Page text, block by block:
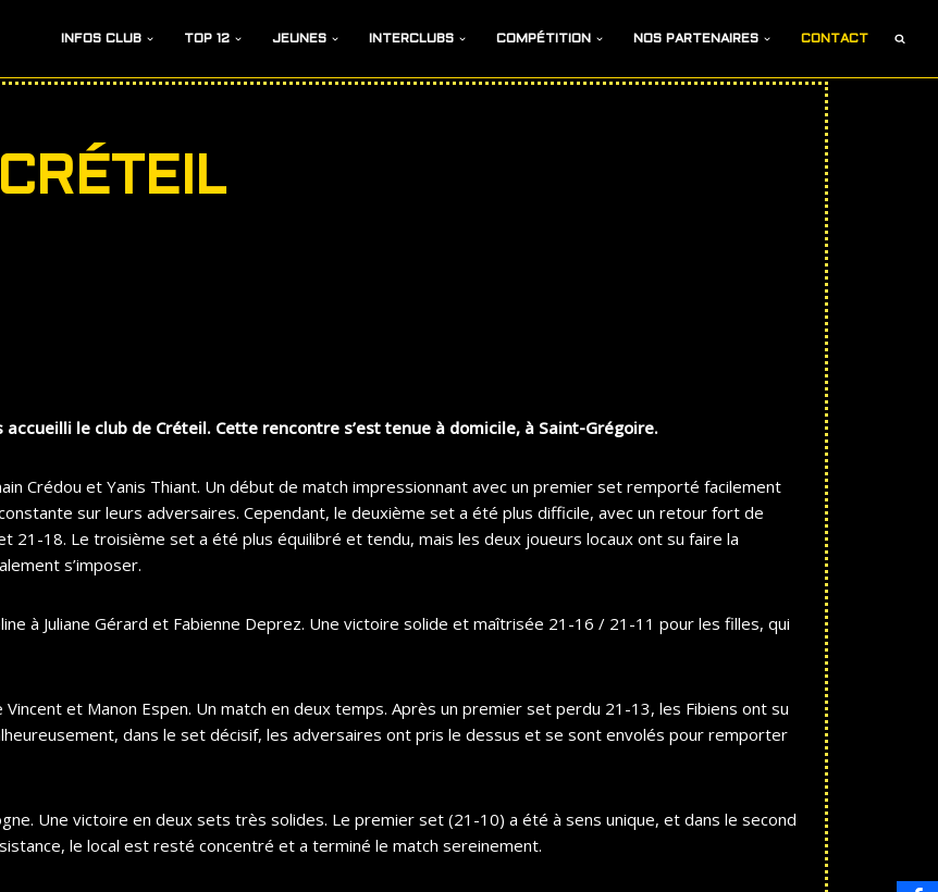
INFOS CLUB TOP 12 JEUNES INTERCLUBS COMPÉTITION NOS PARTENAIRES CONTACT
le club de Créteil. Cette rencontre s’est tenue à domicile, à Saint-Grégoire.
Crédou et Yanis Thiant. Un début de match impressionnant avec un premier set remporté facilement
sur leurs adversaires. Cependant, le deuxième set a été plus difficile, avec un retour fort de
21-18. Le troisième set a été plus équilibré et tendu, mais les deux joueurs locaux ont su faire la
s’imposer.
à Juliane Gérard et Fabienne Deprez. Une victoire solide et maîtrisée 21-16 / 21-11 pour les filles, qui
et Manon Espen. Un match en deux temps. Après un premier set perdu 21-13, les Fibiens ont su
dans le set décisif, les adversaires ont pris le dessus et se sont envolés pour remporter
Une victoire en deux sets très solides. Le premier set (21-10) a été à sens unique, et dans le second
le local est resté concentré et a terminé le match sereinement.